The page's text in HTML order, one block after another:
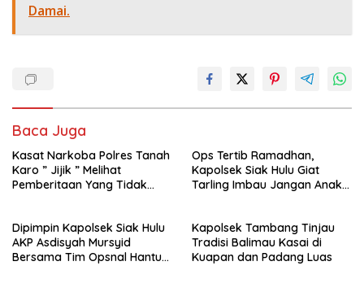
Damai.
Baca Juga
Kasat Narkoba Polres Tanah
Karo ” Jijik ” Melihat
Pemberitaan Yang Tidak
Ops Tertib Ramadhan,
Kapolsek Siak Hulu Giat
Tarling Imbau Jangan Anak
Dipimpin Kapolsek Siak Hulu
AKP Asdisyah Mursyid
Bersama Tim Opsnal Hantu
Kapolsek Tambang Tinjau
Tradisi Balimau Kasai di
Kuapan dan Padang Luas